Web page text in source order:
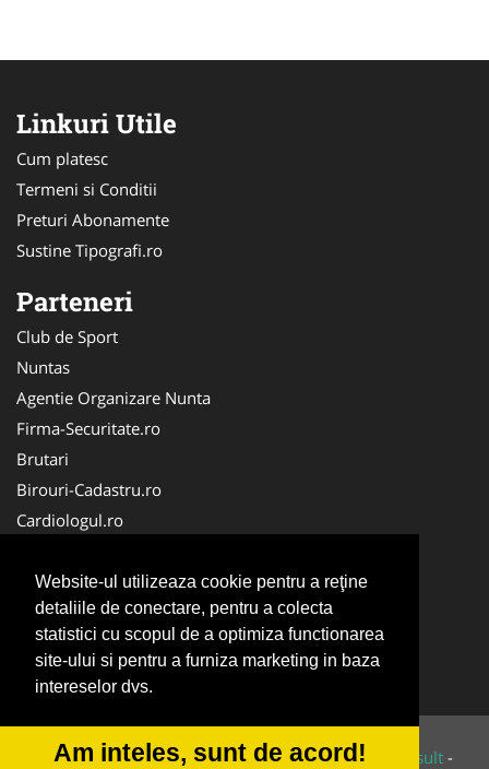
Website-ul utilizeaza cookie pentru a reţine
detaliile de conectare, pentru a colecta
statistici cu scopul de a optimiza functionarea
site-ului si pentru a furniza marketing in baza
intereselor dvs.
Am inteles, sunt de acord!
Linkuri Utile
Cum platesc
Termeni si Conditii
Preturi Abonamente
Sustine Tipografi.ro
Parteneri
Club de Sport
Nuntas
Agentie Organizare Nunta
Firma-Securitate.ro
Brutari
Birouri-Cadastru.ro
Cardiologul.ro
Club Copii
La Cursuri
Ambalaje Romania
Apicultorul.com
© 2014-2026 Powered byVilonMedia&Tokaido Consult -